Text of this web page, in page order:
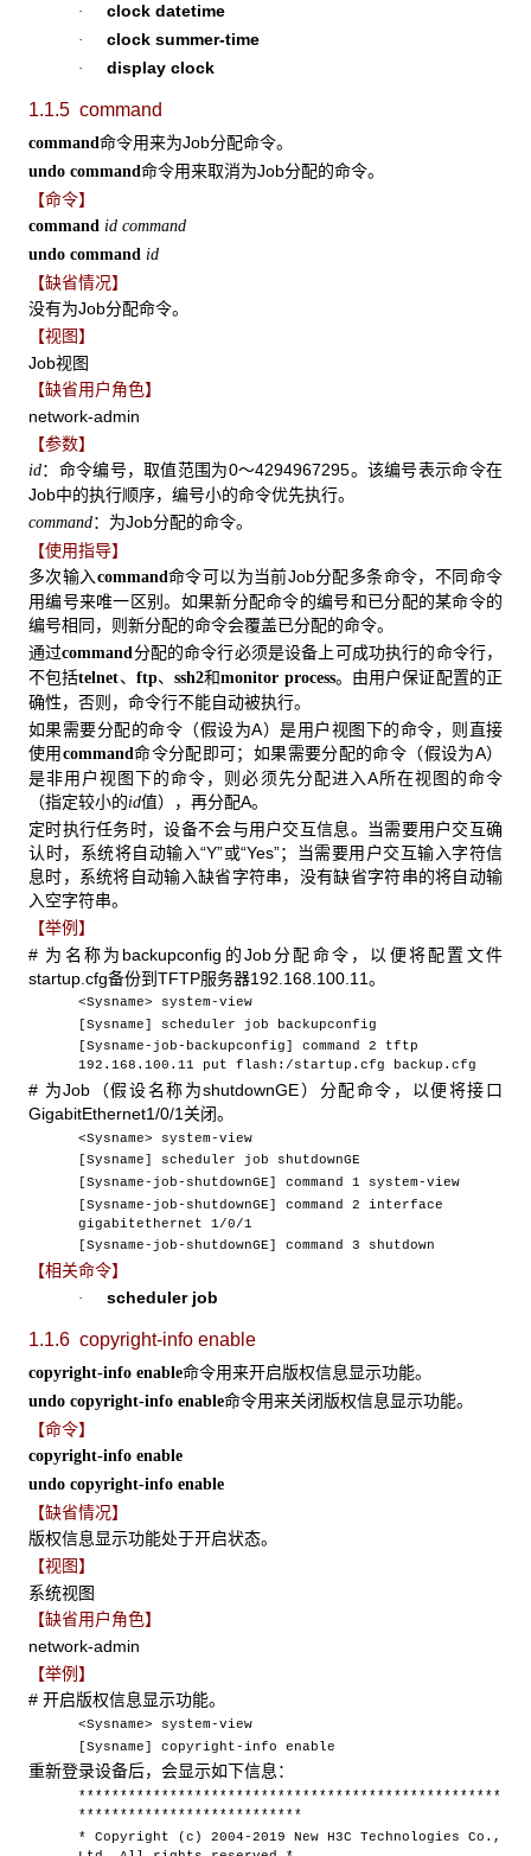
· clock datetime
· clock summer-time
· display clock
1.1.5 command
command命令用来为Job分配命令。
undo command命令用来取消为Job分配的命令。
【命令】
command id command
undo command id
【缺省情况】
没有为Job分配命令。
【视图】
Job视图
【缺省用户角色】
network-admin
【参数】
id：命令编号，取值范围为0～4294967295。该编号表示命令在
Job中的执行顺序，编号小的命令优先执行。
command：为Job分配的命令。
【使用指导】
多次输入command命令可以为当前Job分配多条命令，不同命令
用编号来唯一区别。如果新分配命令的编号和已分配的某命令的
编号相同，则新分配的命令会覆盖已分配的命令。
通过command 分配的命令行必须是设备上可成功执行的命令行，
不包括telnet、 ftp、ssh2和monitor process。由用户保证配置的正
确性，否则，命令行不能自动被执行。
如果需要分配的命令（假设为A）是用户视图下的命令，则直接
使用command命令分配即可；如果需要分配的命令（假设为A）
是非用户视图下的命令，则必须先分配进入A所在视图的命令
（指定较小的id值），再分配A。
定时执行任务时，设备不会与用户交互信息。当需要用户交互确
认时，系统将自动输入“Y”或“Yes”；当需要用户交互输入字符信
息时，系统将自动输入缺省字符串，没有缺省字符串的将自动输
入空字符串。
【举例】
# 为名称为backupconfig的Job分配命令，以便将配置文件
startup.cfg备份到TFTP服务器192.168.100.11。
<Sysname> system-view
[Sysname] scheduler job backupconfig
[Sysname-job-backupconfig] command 2 tftp
192.168.100.11 put flash:/startup.cfg backup.cfg
# 为Job（假设名称为shutdownGE）分配命令，以便将接口
GigabitEthernet1/0/1关闭。
<Sysname> system-view
[Sysname] scheduler job shutdownGE
[Sysname-job-shutdownGE] command 1 system-view
[Sysname-job-shutdownGE] command 2 interface
gigabitethernet 1/0/1
[Sysname-job-shutdownGE] command 3 shutdown
【相关命令】
· scheduler job
1.1.6 copyright-info enable
copyright-info enable命令用来开启版权信息显示功能。
undo copyright-info enable命令用来关闭版权信息显示功能。
【命令】
copyright-info enable
undo copyright-info enable
【缺省情况】
版权信息显示功能处于开启状态。
【视图】
系统视图
【缺省用户角色】
network-admin
【举例】
# 开启版权信息显示功能。
<Sysname> system-view
[Sysname] copyright-info enable
重新登录设备后，会显示如下信息：
***************************************************
***************************
* Copyright (c) 2004-2019 New H3C Technologies Co.,